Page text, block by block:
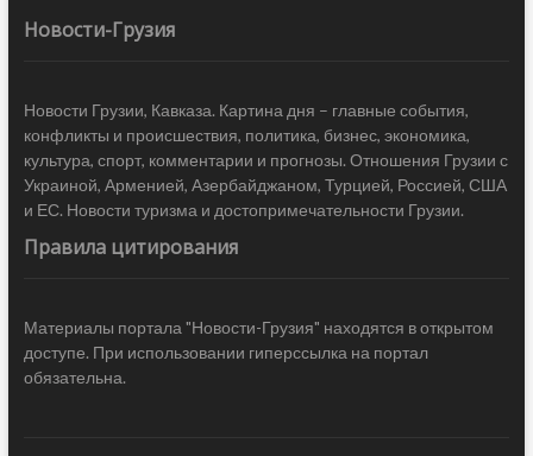
Новости-Грузия
Новости Грузии, Кавказа. Картина дня – главные события,
конфликты и происшествия, политика, бизнес, экономика,
культура, спорт, комментарии и прогнозы. Отношения Грузии с
Украиной, Арменией, Азербайджаном, Турцией, Россией, США
и ЕС. Новости туризма и достопримечательности Грузии.
Правила цитирования
Материалы портала "Новости-Грузия" находятся в открытом
доступе. При использовании гиперссылка на портал
обязательна.